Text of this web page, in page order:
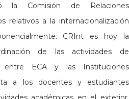
la Comisión de Relaciones
relativos a la internacionalización
CRInt es hoy la
de las actividades de
entre ECA y las Instituciones
a los docentes y estudiantes